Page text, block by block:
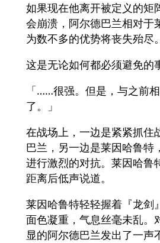
如果现在他离开被定义的矩
会崩溃，阿尔德巴兰相对于
为数不多的优势将丧失殆尽。
这是无论如何都必须避免的
「……很强。但是，与之前
了。」
在战场上，一边是紧紧抓住
巴兰，另一边是莱因哈鲁特
进行激烈的对抗。莱因哈鲁
距离后低声说道。
莱因哈鲁特轻轻握着『龙剑
面色凝重，气息丝毫未乱。
显的阿尔德巴兰发出了一声